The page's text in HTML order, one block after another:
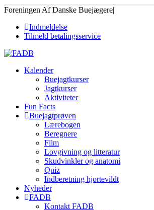
Foreningen Af Danske Buejægere|
Indmeldelse
Tilmeld betalingsservice
Kalender
Buejagtkurser
Jagtkurser
Aktiviteter
Fun Facts
Buejagtprøven
Lærebogen
Beregnere
Film
Lovgivning og litteratur
Skudvinkler og anatomi
Quiz
Indberetning hjortevildt
Nyheder
FADB
Kontakt FADB